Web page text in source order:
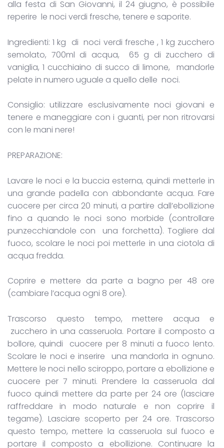
alla festa di San Giovanni, il 24 giugno, è possibile
reperire le noci verdi fresche, tenere e saporite.
Ingredienti: 1 kg di noci verdi fresche , 1 kg zucchero
semolato, 700ml di acqua, 65 g di zucchero di
vaniglia, 1 cucchiaino di succo di limone, mandorle
pelate in numero uguale a quello delle noci.
Consiglio: utilizzare esclusivamente noci giovani e
tenere e maneggiare con i guanti, per non ritrovarsi
con le mani nere!
PREPARAZIONE:
Lavare le noci e la buccia esterna, quindi metterle in
una grande padella con abbondante acqua. Fare
cuocere per circa 20 minuti, a partire dall’ebollizione
fino a quando le noci sono morbide (controllare
punzecchiandole con una forchetta). Togliere dal
fuoco, scolare le noci poi metterle in una ciotola di
acqua fredda.
Coprire e mettere da parte a bagno per 48 ore
(cambiare l’acqua ogni 8 ore).
Trascorso questo tempo, mettere acqua e
zucchero in una casseruola. Portare il composto a
bollore, quindi cuocere per 8 minuti a fuoco lento.
Scolare le noci e inserire una mandorla in ognuno.
Mettere le noci nello sciroppo, portare a ebollizione e
cuocere per 7 minuti. Prendere la casseruola dal
fuoco quindi mettere da parte per 24 ore (lasciare
raffreddare in modo naturale e non coprire il
tegame). Lasciare scoperto per 24 ore. Trascorso
questo tempo, mettere la casseruola sul fuoco e
portare il composto a ebollizione. Continuare la